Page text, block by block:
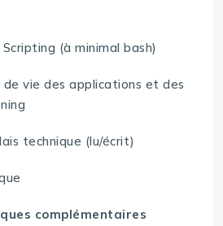
(à minimal bash)
de vie des applications et des
technique (lu/écrit)
complémentaires